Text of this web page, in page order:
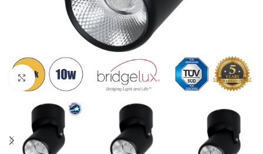
Κλικ για μεγέθυνση